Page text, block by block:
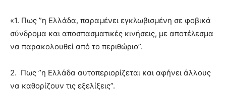
«1. Πως ”η Ελλάδα, παραμένει εγκλωβισμένη σε φοβικά
σύνδρομα και αποσπασματικές κινήσεις, με αποτέλεσμα
να παρακολουθεί από το περιθώριο”.
2. ⁠ Πως ”η Ελλάδα αυτοπεριορίζεται και αφήνει άλλους
να καθορίζουν τις εξελίξεις”.